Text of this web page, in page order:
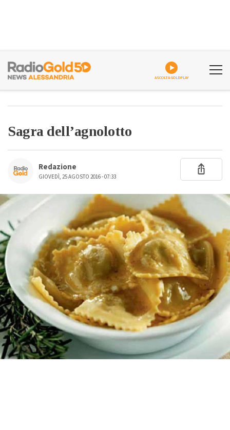
ASCOLTA GOLDPLAY
Sagra dell’agnolotto
Redazione
GIOVEDÌ, 25 AGOSTO 2016 - 07:33